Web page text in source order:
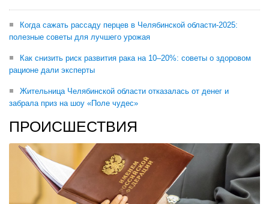
Когда сажать рассаду перцев в Челябинской области-2025:
полезные советы для лучшего урожая
Как снизить риск развития рака на 10–20%: советы о здоровом
рационе дали эксперты
Жительница Челябинской области отказалась от денег и
забрала приз на шоу «Поле чудес»
ПРОИСШЕСТВИЯ